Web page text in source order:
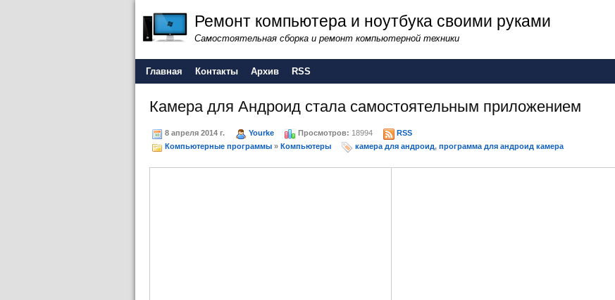
Ремонт компьютера и ноутбука своими руками
Самостоятельная сборка и ремонт компьютерной техники
Главная Контакты Архив RSS
Камера для Андроид стала самостоятельным приложением
8 апреля 2014 г. Yourke Просмотров: 18994
RSS
Компьютерные программы » Компьютеры камера для андроид, программа для андроид камера